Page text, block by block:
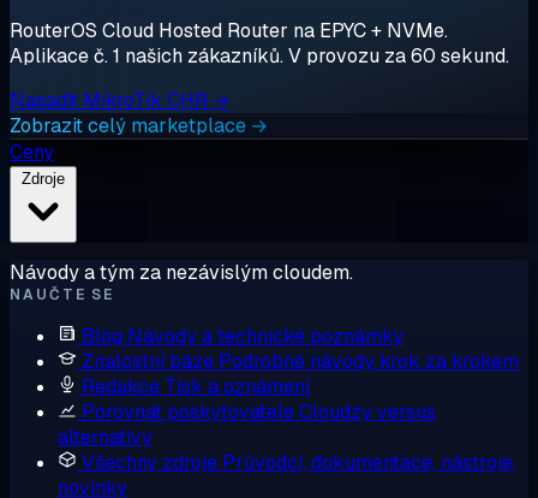
RouterOS Cloud Hosted Router na EPYC + NVMe.
Aplikace č. 1 našich zákazníků. V provozu za 60 sekund.
Nasadit MikroTik CHR →
Zobrazit celý marketplace →
Ceny
Návody a tým za nezávislým cloudem.
NAUČTE SE
Blog Návody a technické poznámky
Znalostní báze Podrobné návody krok za krokem
Redakce Tisk a oznámení
Porovnat poskytovateleCloudzy versus
alternativy
Všechny zdroje Průvodci, dokumentace, nástroje,
novinky